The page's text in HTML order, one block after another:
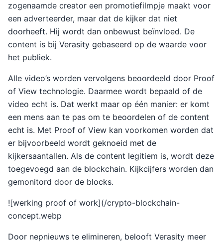
zogenaamde creator een promotiefilmpje maakt voor
een adverteerder, maar dat de kijker dat niet
doorheeft. Hij wordt dan onbewust beïnvloed. De
content is bij Verasity gebaseerd op de waarde voor
het publiek.
Alle video’s worden vervolgens beoordeeld door Proof
of View technologie. Daarmee wordt bepaald of de
video echt is. Dat werkt maar op één manier: er komt
een mens aan te pas om te beoordelen of de content
echt is. Met Proof of View kan voorkomen worden dat
er bijvoorbeeld wordt geknoeid met de
kijkersaantallen. Als de content legitiem is, wordt deze
toegevoegd aan de blockchain. Kijkcijfers worden dan
gemonitord door de blocks.
![werking proof of work](/crypto-blockchain-
concept.webp
Door nepnieuws te elimineren, belooft Verasity meer